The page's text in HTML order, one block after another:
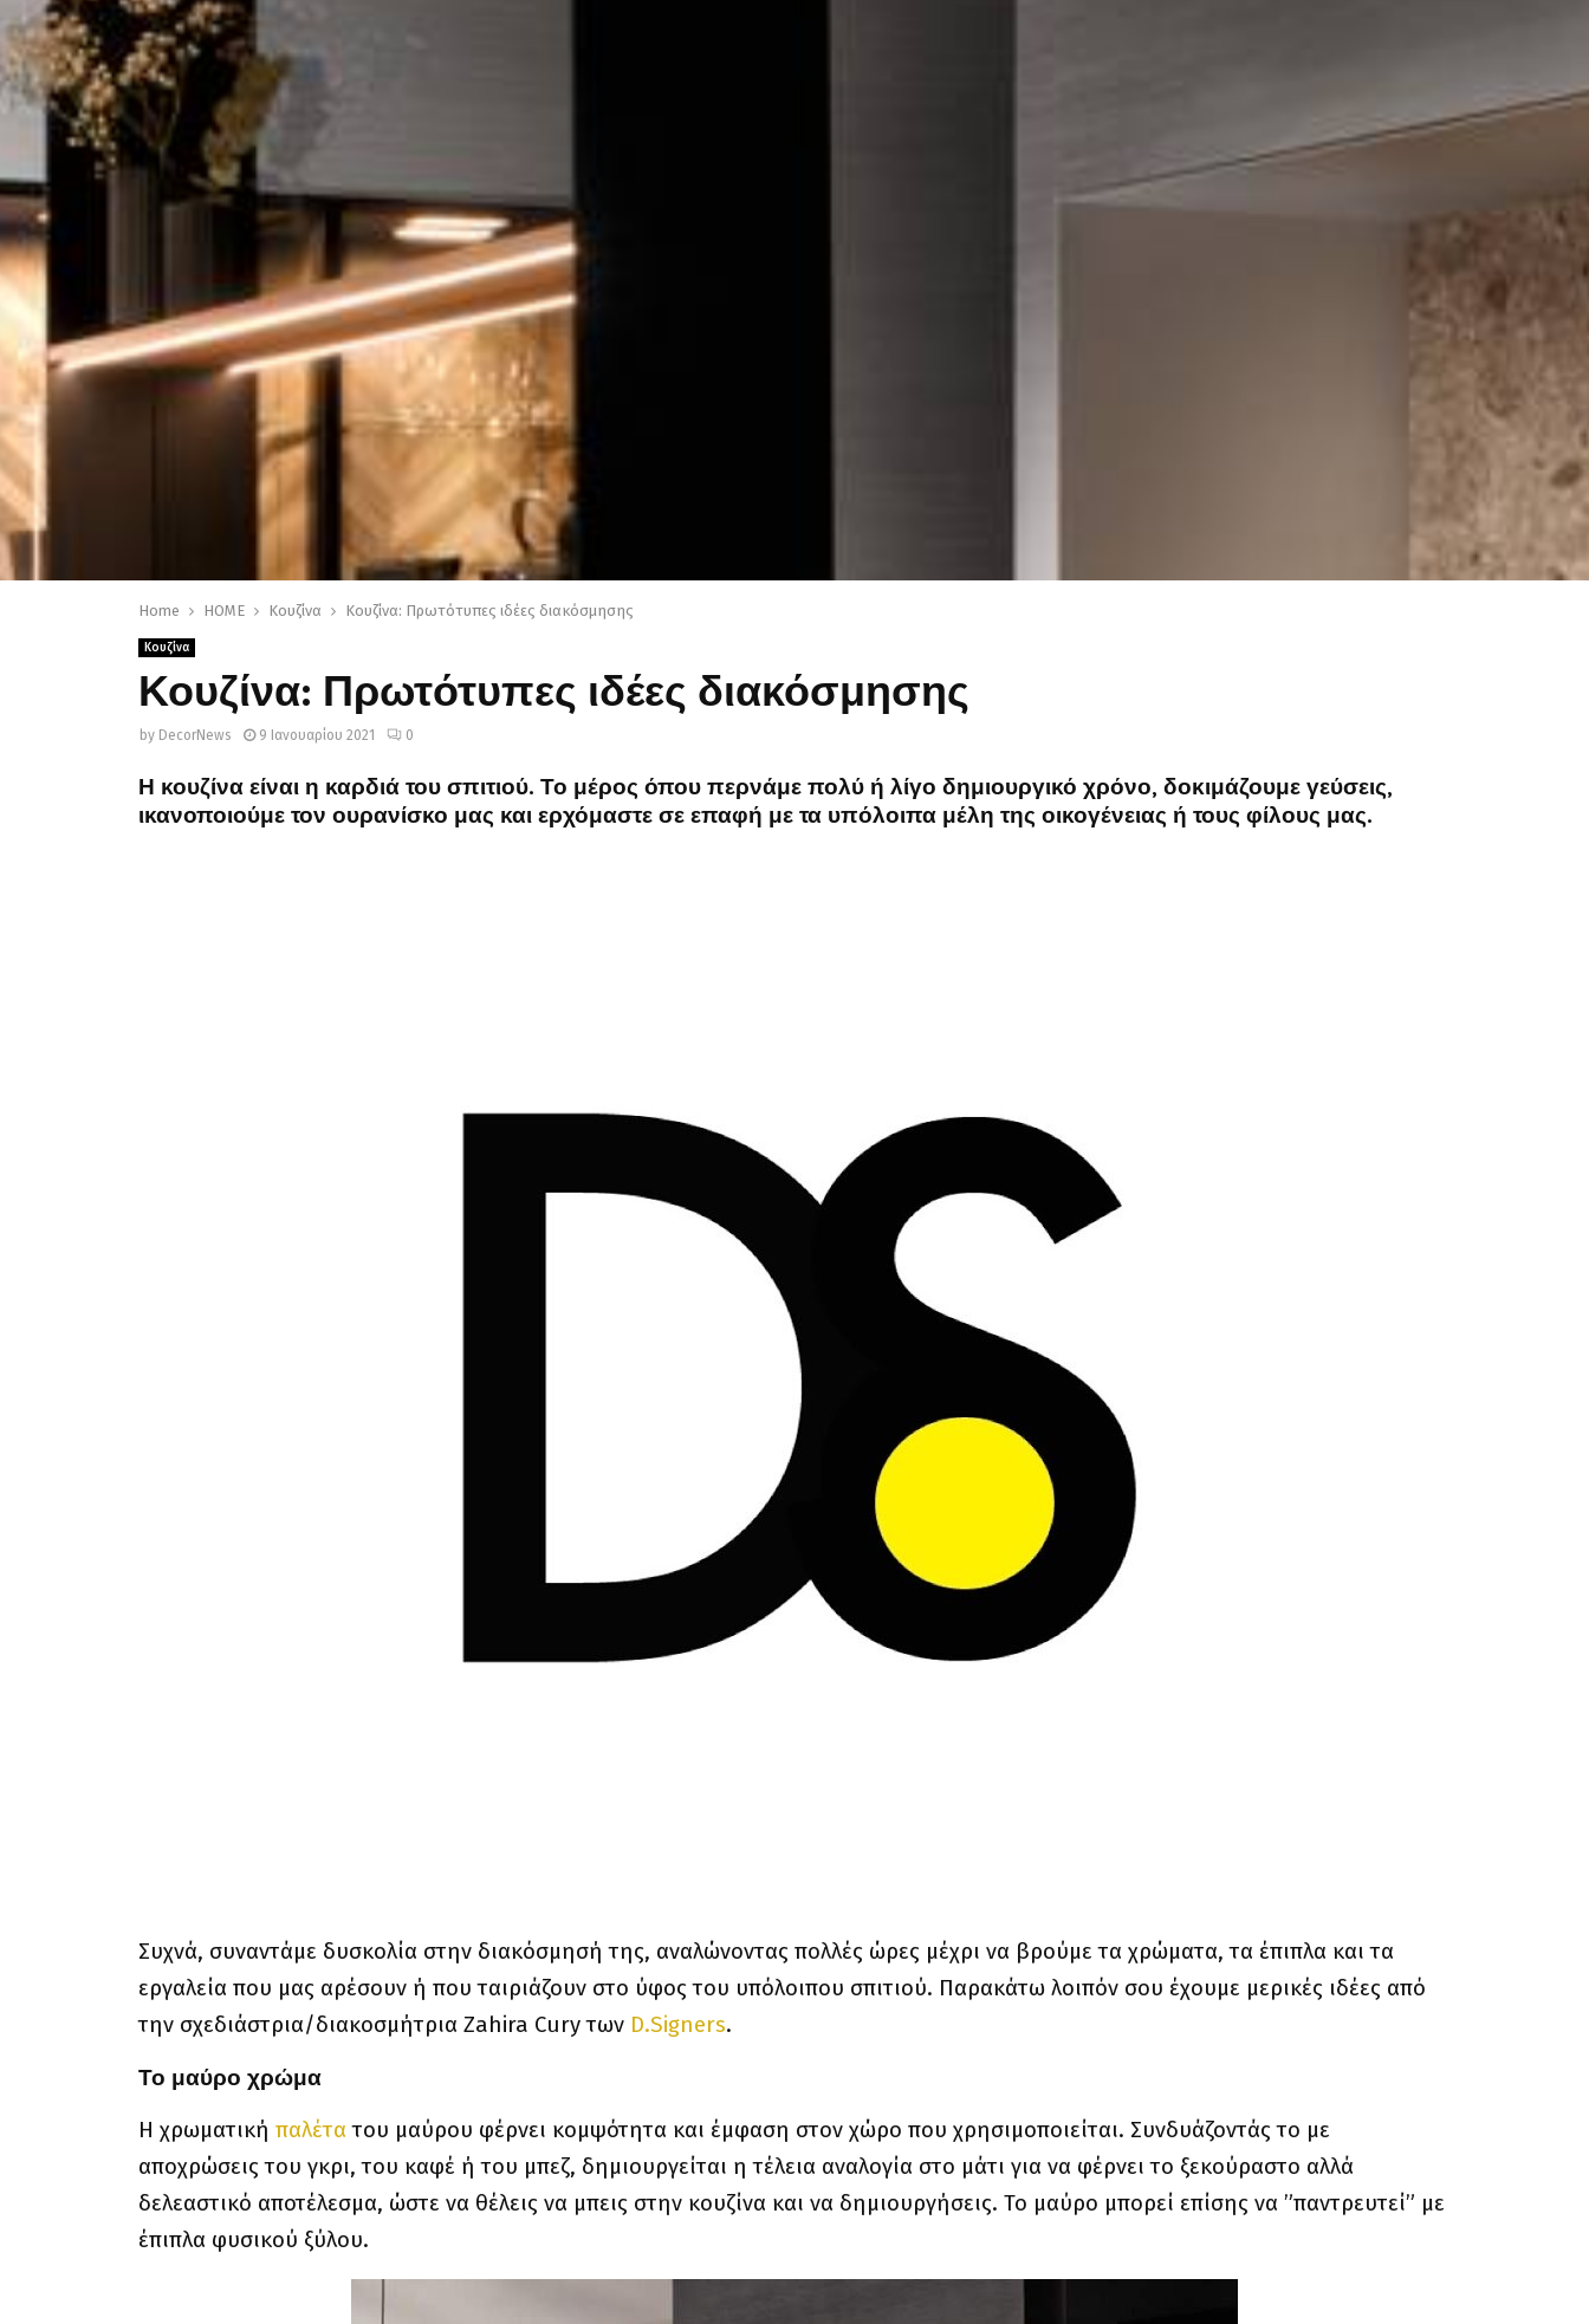
Home HOME Κουζίνα Κουζίνα: Πρωτότυπες ιδέες διακόσμησης
Κουζίνα
Κουζίνα: Πρωτότυπες ιδέες διακόσμησης
by DecorNews 9 Ιανουαρίου 2021 0
Η κουζίνα είναι η καρδιά του σπιτιού. Το μέρος όπου περνάμε πολύ ή λίγο δημιουργικό χρόνο, δοκιμάζουμε γεύσεις,
ικανοποιούμε τον ουρανίσκο μας και ερχόμαστε σε επαφή με τα υπόλοιπα μέλη της οικογένειας ή τους φίλους μας.
Συχνά, συναντάμε δυσκολία στην διακόσμησή της, αναλώνοντας πολλές ώρες μέχρι να βρούμε τα χρώματα, τα έπιπλα και τα
εργαλεία που μας αρέσουν ή που ταιριάζουν στο ύφος του υπόλοιπου σπιτιού. Παρακάτω λοιπόν σου έχουμε μερικές ιδέες από
την σχεδιάστρια/διακοσμήτρια Zahira Cury των D.Signers.
Το μαύρο χρώμα
Η χρωματική παλέτα του μαύρου φέρνει κομψότητα και έμφαση στον χώρο που χρησιμοποιείται. Συνδυάζοντάς το με
αποχρώσεις του γκρι, του καφέ ή του μπεζ, δημιουργείται η τέλεια αναλογία στο μάτι για να φέρνει το ξεκούραστο αλλά
δελεαστικό αποτέλεσμα, ώστε να θέλεις να μπεις στην κουζίνα και να δημιουργήσεις. Το μαύρο μπορεί επίσης να ”παντρευτεί” με
έπιπλα φυσικού ξύλου.